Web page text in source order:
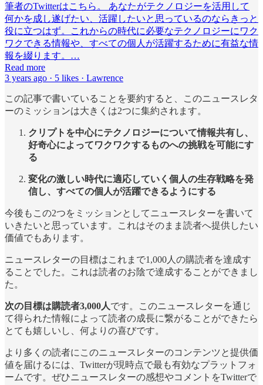
筆者のTwitterはこちら。 あなたがテクノロジーを活用して
何かを成し遂げたい、活躍したいと思っているのならきっと
役に立つはず。これからの時代に必要なテクノロジーにワク
ワクできる情報や、すべての個人が活躍するために有益な情
報を綴ります。…
Read more
3 years ago · 5 likes · Lawrence
この記事で書いていることを要約すると、このニュースレタ
ーのミッションは大きくは2つに集約されます。
クリプトを中心にテクノロジーについて情報共有し、
好奇心によってワクワクするものへの挑戦を可能にす
る
変化の激しい時代に適応していく個人の生存戦略を発
信し、すべての個人が活躍できるようにする
今後もこの2つをミッションとしてニュースレターを書いて
いきたいと思っています。これはそのまま読者へ提供したい
価値でもあります。
ニュースレターの目標はこれまで1,000人の購読者を達成す
ることでした。これは読者のお陰で達成することができまし
た。
次の目標は購読者3,000人です。このニュースレターを通じ
て得られた情報によって読者の成長に繋がることができたら
とても嬉しいし、何よりの喜びです。
より多くの読者にこのニュースレターのコンテンツと提供価
値を届けるには、Twitterが現時点で最も有効なプラットフォ
ームです。ぜひニュースレターの感想やコメントをTwitterで